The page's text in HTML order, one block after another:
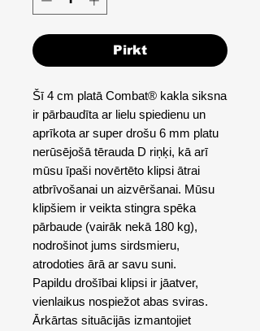
Pirkt
Šī 4 cm platā Combat® kakla siksna
ir pārbaudīta ar lielu spiedienu un
aprīkota ar super drošu 6 mm platu
nerūsējošā tērauda D riņķi, kā arī
mūsu īpaši novērtēto klipsi ātrai
atbrīvošanai un aizvēršanai. Mūsu
klipšiem ir veikta stingra spēka
pārbaude (vairāk nekā 180 kg),
nodrošinot jums sirdsmieru,
atrodoties ārā ar savu suni.
Papildu drošībai klipsi ir jāatver,
vienlaikus nospiežot abas sviras.
Ārkārtas situācijās izmantojiet